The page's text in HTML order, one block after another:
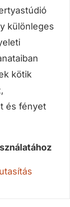
különleges
kötik
és fényet